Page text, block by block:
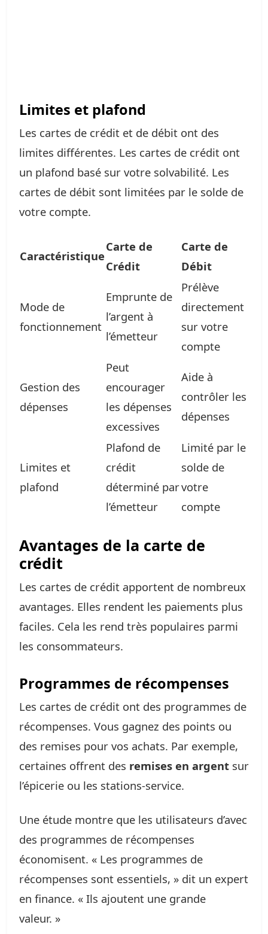
Limites et plafond
Les cartes de crédit et de débit ont des
limites différentes. Les cartes de crédit ont
un plafond basé sur votre solvabilité. Les
cartes de débit sont limitées par le solde de
votre compte.
Caractéristique
Carte de
Crédit
Carte de
Débit
Mode de
fonctionnement
Emprunte de
l’argent à
l’émetteur
Prélève
directement
sur votre
compte
Gestion des
dépenses
Peut
encourager
les dépenses
excessives
Aide à
contrôler les
dépenses
Limites et
plafond
Plafond de
crédit
déterminé par
l’émetteur
Limité par le
solde de
votre
compte
Avantages de la carte de
crédit
Les cartes de crédit apportent de nombreux
avantages. Elles rendent les paiements plus
faciles. Cela les rend très populaires parmi
les consommateurs.
Programmes de récompenses
Les cartes de crédit ont des programmes de
récompenses. Vous gagnez des points ou
des remises pour vos achats. Par exemple,
certaines offrent des remises en argent sur
l’épicerie ou les stations-service.
Une étude montre que les utilisateurs d’avec
des programmes de récompenses
économisent. « Les programmes de
récompenses sont essentiels, » dit un expert
en finance. « Ils ajoutent une grande
valeur. »